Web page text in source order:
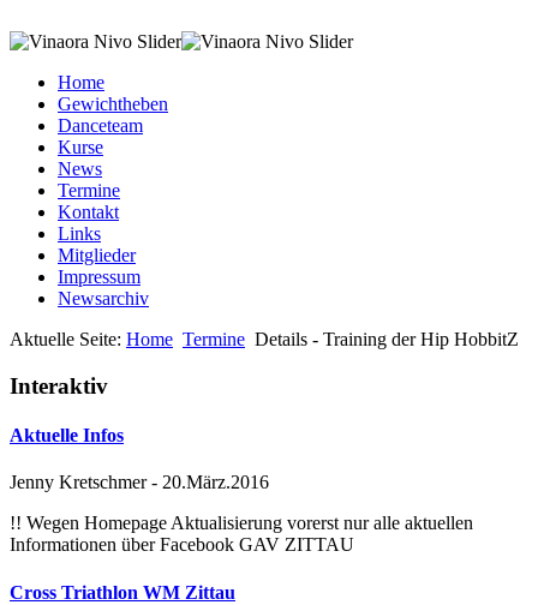
Home
Gewichtheben
Danceteam
Kurse
News
Termine
Kontakt
Links
Mitglieder
Impressum
Newsarchiv
Aktuelle Seite: Home Termine Details - Training der Hip HobbitZ
Interaktiv
Aktuelle Infos
Jenny Kretschmer- 20.März.2016
!! Wegen Homepage Aktualisierung vorerst nur alle aktuellen
Informationen über Facebook GAV ZITTAU
Cross Triathlon WM Zittau